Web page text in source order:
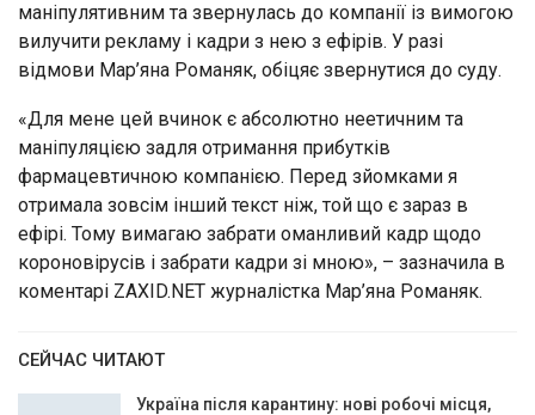
маніпулятивним та звернулась до компанії із вимогою
вилучити рекламу і кадри з нею з ефірів. У разі
відмови Мар’яна Романяк, обіцяє звернутися до суду.
«Для мене цей вчинок є абсолютно неетичним та
маніпуляцією задля отримання прибутків
фармацевтичною компанією. Перед зйомками я
отримала зовсім інший текст ніж, той що є зараз в
ефірі. Тому вимагаю забрати оманливий кадр щодо
короновірусів і забрати кадри зі мною», – зазначила в
коментарі ZAXID.NET журналістка Мар’яна Романяк.
СЕЙЧАС ЧИТАЮТ
Україна після карантину: нові робочі місця,